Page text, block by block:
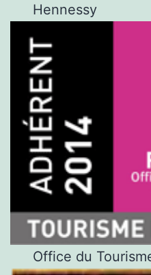
Hennessy
Office du